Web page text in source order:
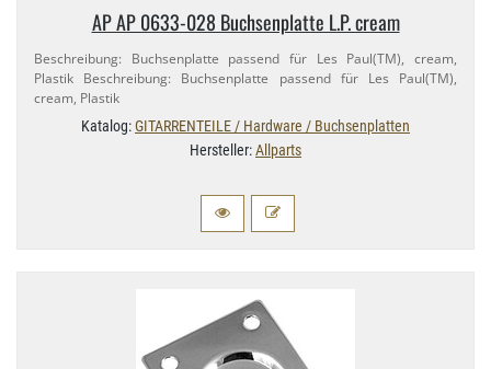
AP AP 0633-​028 Buchsenplatte L.​P. cream
Beschreibung: Buchsenplatte passend für Les Paul(TM), cream,
Plastik Beschreibung: Buchsenplatte passend für Les Paul(TM),
cream, Plastik
Katalog:GITARRENTEILE / Hardware / Buchsenplatten
Hersteller:Allparts